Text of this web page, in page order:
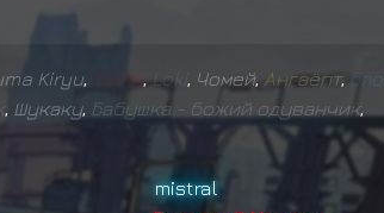
Kiryu EFIX, Lok i, Чомей, Ангаёпт, Бло
, Шукаку, Бабушка - божий одуванчик,
mistral